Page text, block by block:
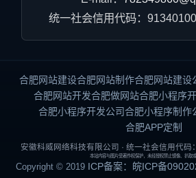
统一社会信用代码：
合肥网站建设合肥网站制作合肥网站建设
合肥网站开发合肥做网站合肥小程序
合肥小程序开发公司合肥小程序制作
合肥APP定制
安徽科威网络科技有限公司 · 统一社会信用代
本站内容与图片受著作权保护，未经授权禁止镜像、扒取或
Copyright © 2019 ICP备案：皖ICP备